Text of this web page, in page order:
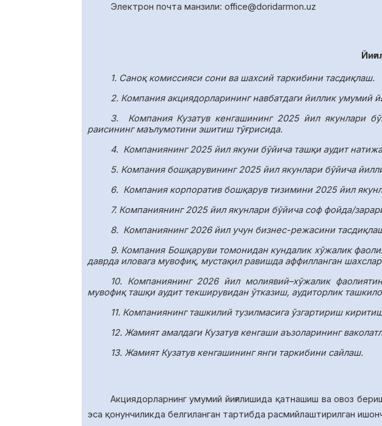
Электрон почта манзили: office@doridarmon.uz
1. Саноқ комиссияси сони ва шахсий таркибини тасдиқлаш.
2. Компания акциядорларининг навбатдаги йиллик умумий
3.
Компания Кузатув кенгашининг 2025 йил якунлари
раисининг маълумотини эшитиш тўғрисида.
4. Компаниянинг 2025 йил якуни бўйича ташқи аудит
5. Компания бошқарувининг 2025 йил якунлари бўйича
6. Компания корпоратив бошқарув тизимини 2025 йил
7. Компаниянинг 2025 йил якунлари бўйича соф фойда/
8. Компаниянинг 2026 йил учун бизнес-режасини
9. Компания Бошқаруви томонидан кундалик хўжалик
даврда иловага мувофиқ, мустақил равишда аффилланган
10. Компаниянинг 2026 йил молиявий–хўжалик
мувофиқ ташқи аудит текширувидан ўтказиш, аудиторлик
11. Компаниянинг ташкилий тузилмасига ўзгартириш
12. Жамият амалдаги Кузатув кенгаши аъзоларининг
13. Жамият Кузатув кенгашининг янги таркибини сайлаш.
Акциядорларнинг умумий йиғилишида қатнашиш ва овоз
эса қонунчиликда белгиланган тартибда расмийлаштирилган